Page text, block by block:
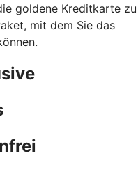
goldene Kreditkarte zu
mit dem Sie das